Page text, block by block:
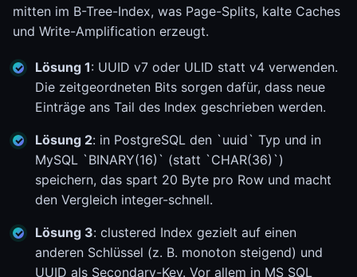
mitten im B-Tree-Index, was Page-Splits, kalte Caches
und Write-Amplification erzeugt.
Lösung 1: UUID v7 oder ULID statt v4 verwenden.
Die zeitgeordneten Bits sorgen dafür, dass neue
Einträge ans Tail des Index geschrieben werden.
Lösung 2: in PostgreSQL den `uuid` Typ und in
MySQL `BINARY(16)` (statt `CHAR(36)`)
speichern, das spart 20 Byte pro Row und macht
den Vergleich integer-schnell.
Lösung 3: clustered Index gezielt auf einen
anderen Schlüssel (z. B. monoton steigend) und
UUID als Secondary-Key. Vor allem in MS SQL